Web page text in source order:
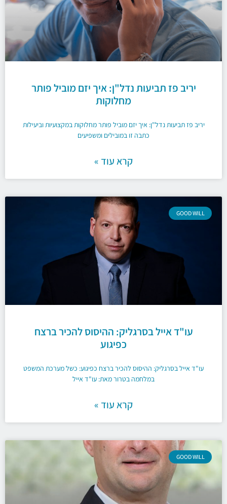
יריב פז תביעות נדל"ן: איך יזם מוביל פותר
מחלוקות
יריב פז תביעות נדל"ן: איך יזם מוביל פותר מחלוקות במקצועיות וביעילות
כתבה זו במובילים ומשפיעים
קרא עוד »
GOOD WILL
עו"ד אייל בסרגליק: ההיסוס להכיר ברצח
כפיגוע
עו"ד אייל בסרגליק: ההיסוס להכיר ברצח כפיגוע: כשל מערכת המשפט
במלחמה בטרור מאת: עו"ד אייל
קרא עוד »
GOOD WILL